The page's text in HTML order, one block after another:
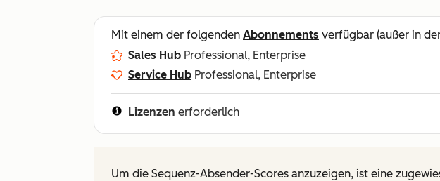
Mit einem der folgenden Abonnements verfügbar (außer in
Sales Hub Professional, Enterprise
Service Hub Professional, Enterprise
Lizenzen erforderlich
Um die Sequenz-Absender-Scores anzuzeigen, ist eine